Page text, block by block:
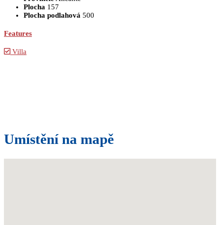
Plocha 157
Plocha podlahová 500
Features
Villa
Umístění na mapě